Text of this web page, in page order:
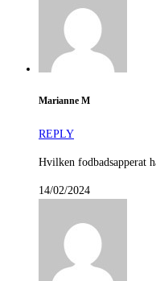
Marianne M
REPLY
Hvilken fodbadsapperat
14/02/2024